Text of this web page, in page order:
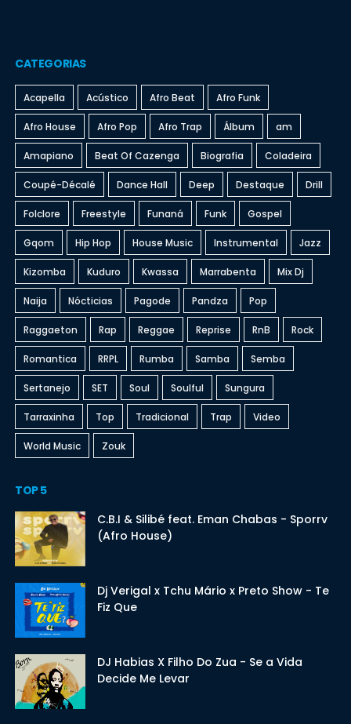
CATEGORIAS
Acapella Acústico Afro Beat Afro Funk
Afro House Afro Pop Afro Trap Álbum am
Amapiano Beat Of Cazenga Biografia Coladeira
Coupé-Décalé Dance Hall Deep Destaque Drill
Folclore Freestyle Funaná Funk Gospel
Gqom Hip Hop House Music Instrumental Jazz
Kizomba Kuduro Kwassa Marrabenta Mix Dj
Naija Nócticias Pagode Pandza Pop
Raggaeton Rap Reggae Reprise RnB Rock
Romantica RRPL Rumba Samba Semba
Sertanejo SET Soul Soulful Sungura
Tarraxinha Top Tradicional Trap Video
World Music Zouk
TOP 5
C.B.I & Silibé feat. Eman Chabas - Sporrv
(Afro House)
Dj Verigal x Tchu Mário x Preto Show - Te
Fiz Que
DJ Habias X Filho Do Zua - Se a Vida
Decide Me Levar